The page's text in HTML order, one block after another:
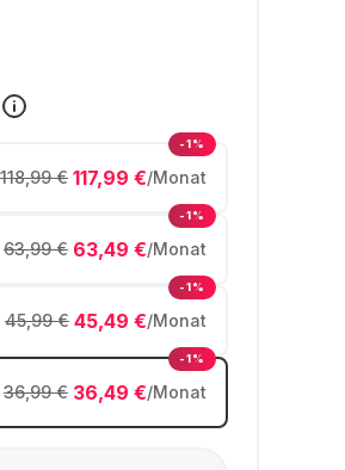
117,99 €/Monat
118,99 €
-1%
63,49 €/Monat
63,99 €
-1%
45,49 €/Monat
45,99 €
-1%
36,49 €/Monat
36,99 €
-1%